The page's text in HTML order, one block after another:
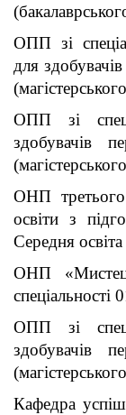
ОПП зі
для
ОПП зі
здобувачів
ОНП третього
освіти з
Середня
ОНП
спеціальності
ОПП зі
здобувачів
Кафедра